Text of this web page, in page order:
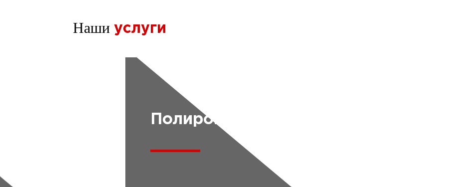
Наши услуги
Полировка